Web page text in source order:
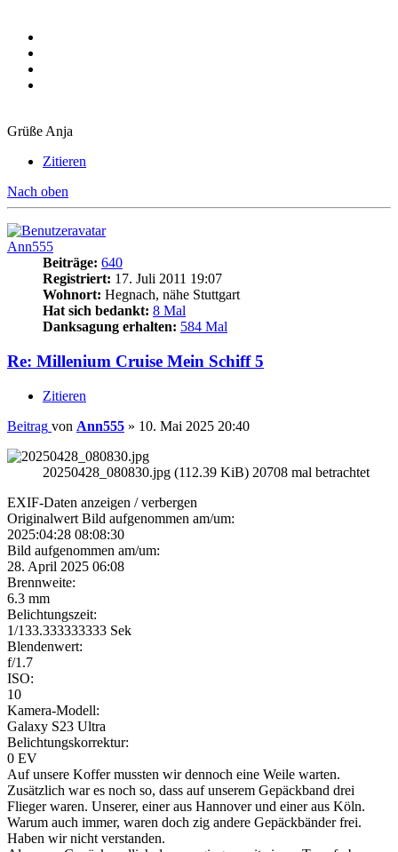
Grüße Anja
Zitieren
Nach oben
Ann555
Beiträge: 640
Registriert: 17. Juli 2011 19:07
Wohnort: Hegnach, nähe Stuttgart
Hat sich bedankt: 8 Mal
Danksagung erhalten: 584 Mal
Re: Millenium Cruise Mein Schiff 5
Zitieren
Beitrag von Ann555 » 10. Mai 2025 20:40
20250428_080830.jpg (112.39 KiB) 20708 mal betrachtet
EXIF-Daten anzeigen / verbergen
Originalwert Bild aufgenommen am/um:
2025:04:28 08:08:30
Bild aufgenommen am/um:
28. April 2025 06:08
Brennweite:
6.3 mm
Belichtungszeit:
1/133.333333333 Sek
Blendenwert:
f/1.7
ISO:
10
Kamera-Modell:
Galaxy S23 Ultra
Belichtungskorrektur:
0 EV
Auf unsere Koffer mussten wir dennoch eine Weile warten.
Zusätzlich war es noch so, dass auf unserem Gepäckband drei
Flieger waren. Unserer, einer aus Hannover und einer aus Köln.
Warum auch immer, waren doch zig andere Gepäckbänder frei.
Haben wir nicht verstanden.